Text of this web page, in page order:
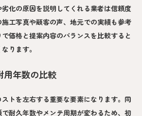
化の原因を説明してくれる業者は信頼度
工写真や顧客の声、地元での実績も参考
価格と提案内容のバランスを比較すると
ります。
用年数の比較
トを左右する重要な要素になります。同
耐久年数やメンテ周期が変わるため、初